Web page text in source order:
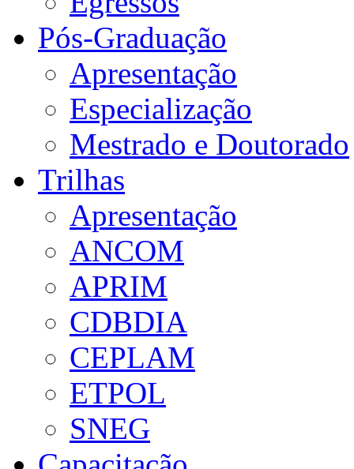
Pós-Graduação
Apresentação
Especialização
Mestrado e Doutorado
Trilhas
Apresentação
ANCOM
APRIM
CDBDIA
CEPLAM
ETPOL
SNEG